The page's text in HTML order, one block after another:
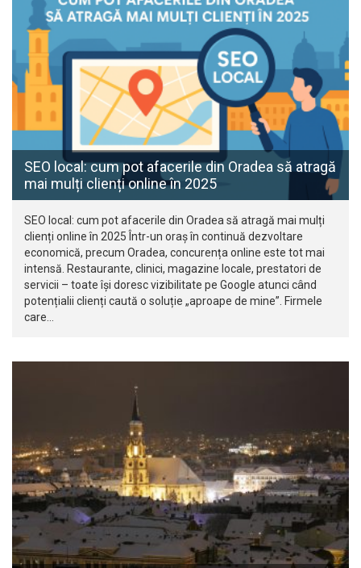
SEO local: cum pot afacerile din Oradea să atragă
mai mulți clienți online în 2025
SEO local: cum pot afacerile din Oradea să atragă mai mulți
clienți online în 2025 Într-un oraș în continuă dezvoltare
economică, precum Oradea, concurența online este tot mai
intensă. Restaurante, clinici, magazine locale, prestatori de
servicii – toate își doresc vizibilitate pe Google atunci când
potențialii clienți caută o soluție „aproape de mine”. Firmele
care…